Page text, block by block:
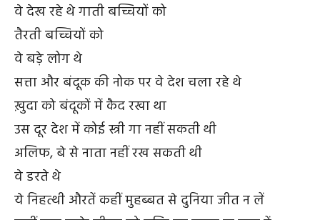
वे देख रहे थे गाती बच्चियों को
तैरती बच्चियों को
वे बड़े लोग थे
सत्ता और बंदूक की नोक पर वे देश चला रहे थे
ख़ुदा को बंदूकों में कैद रखा था
उस दूर देश में कोई स्त्री गा नहीं सकती थी
अलिफ, बे से नाता नहीं रख सकती थी
वे डरते थे
ये निहत्थी औरतें कहीं मुहब्बत से दुनिया जीत न लें